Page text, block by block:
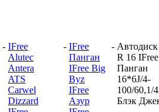
- IFree
Alutec
Antera
ATS
Carwel
Dizzard
- IFree
Панган
IFree Big
Byz
IFree
Азур
- Автодиск
R 16 IFree
Панган
16*6J/4-
100/60,1/
Блэк